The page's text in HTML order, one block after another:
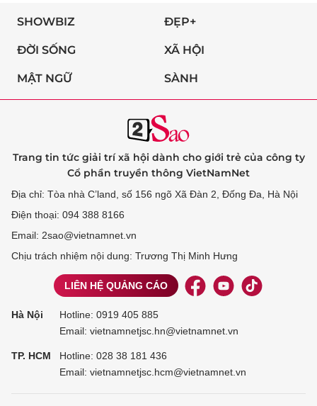
SHOWBIZ ĐẸP+
ĐỜI SỐNG XÃ HỘI
MẬT NGỮ SÀNH
Trang tin tức giải trí xã hội dành cho giới trẻ của công ty
Cổ phần truyền thông VietNamNet
Địa chỉ: Tòa nhà C’land, số 156 ngõ Xã Đàn 2, Đống Đa, Hà Nội
Điện thoại: 094 388 8166
Email: 2sao@vietnamnet.vn
Chịu trách nhiệm nội dung: Trương Thị Minh Hưng
LIÊN HỆ QUẢNG CÁO
Hà Nội Hotline: 0919 405 885
Email: vietnamnetjsc.hn@vietnamnet.vn
TP. HCM Hotline: 028 38 181 436
Email: vietnamnetjsc.hcm@vietnamnet.vn